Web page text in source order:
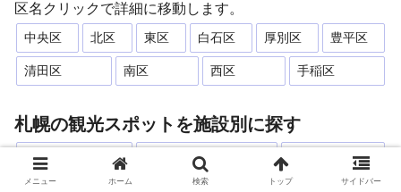
区名クリックで詳細に移動します。
中央区 北区 東区 白石区 厚別区 豊平区
清田区 南区 西区 手稲区
札幌の観光スポットを施設別に探す
国の重要文化財 国の登録有形文化財 札幌景観資産
さっぽろ・ふるさと文化百選 北海道遺産 博物館・資料館
メニュー ホーム 検索 トップ サイドバー